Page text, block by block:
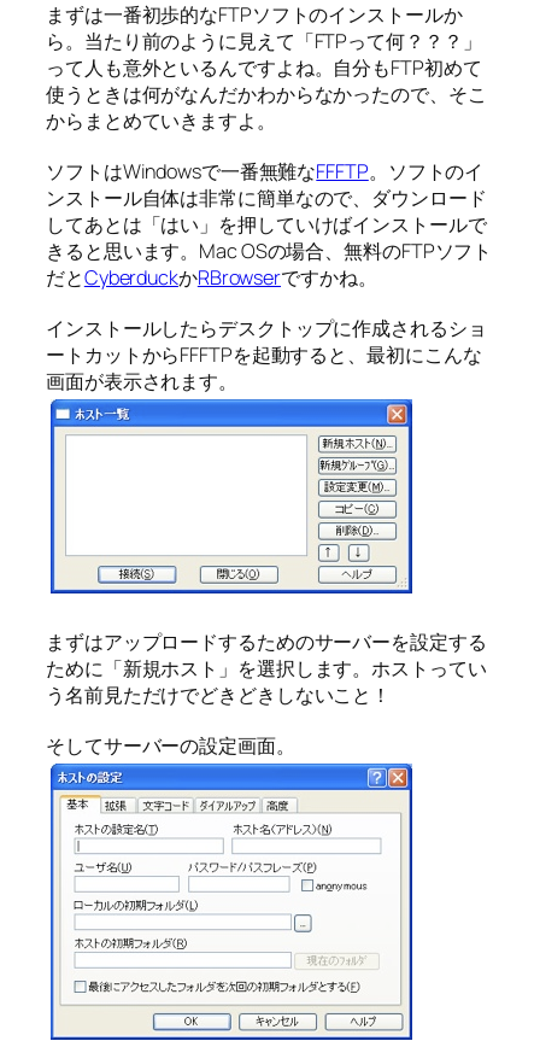
まずは一番初歩的なFTPソフトのインストールか
ら。当たり前のように見えて「FTPって何？？？」
って人も意外といるんですよね。自分もFTP初めて
使うときは何がなんだかわからなかったので、そこ
からまとめていきますよ。
ソフトはWindowsで一番無難なFFFTP。ソフトのイ
ンストール自体は非常に簡単なので、ダウンロード
してあとは「はい」を押していけばインストールで
きると思います。Mac OSの場合、無料のFTPソフト
だとCyberduckかRBrowserですかね。
インストールしたらデスクトップに作成されるショ
ートカットからFFFTPを起動すると、最初にこんな
画面が表示されます。
まずはアップロードするためのサーバーを設定する
ために「新規ホスト」を選択します。ホストってい
う名前見ただけでどきどきしないこと！
そしてサーバーの設定画面。